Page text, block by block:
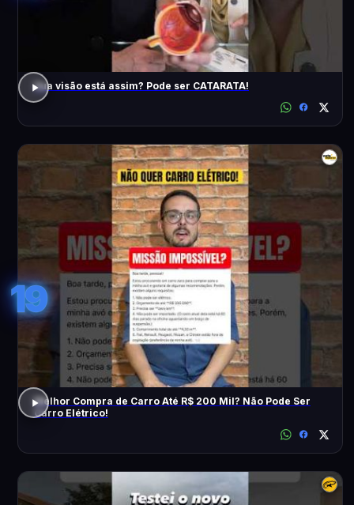
Sua visão está assim? Pode ser CATARATA!
19
Melhor Compra de Carro Até R$ 200 Mil? Não Pode Ser
Carro Elétrico!